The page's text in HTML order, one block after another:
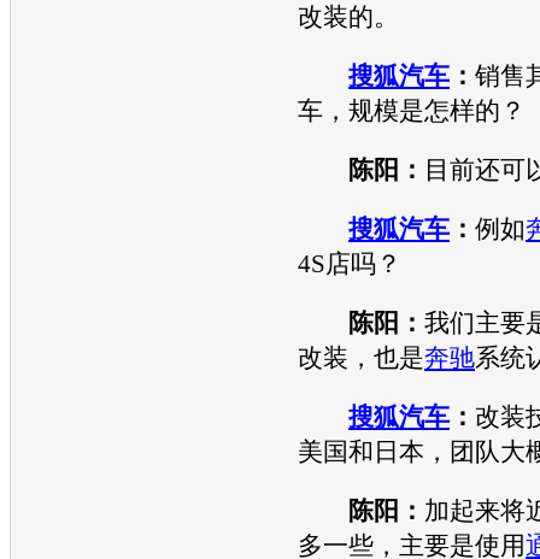
改装的。
搜狐汽车 ： 销售
车，规模是怎样的？
陈阳： 目前还可
搜狐汽车 ： 例如
4S店吗？
陈阳： 我们主要
改装，也是奔驰系统
搜狐汽车 ： 改装
美国和日本，团队大
陈阳： 加起来将
多一些，主要是使用